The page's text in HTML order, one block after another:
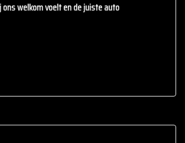
welkom voelt en de juiste auto